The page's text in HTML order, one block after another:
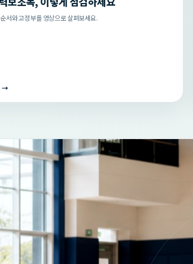
서와 고정부를 영상으로 살펴보세요.
→